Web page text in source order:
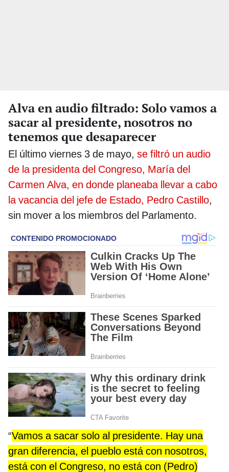
Alva en audio filtrado: Solo vamos a
sacar al presidente, nosotros no
tenemos que desaparecer
El último viernes 3 de mayo, se filtró un audio
de la presidenta del Congreso, María del
Carmen Alva, en donde planeaba llevar a cabo
la vacancia del jefe de Estado, Pedro Castillo,
sin mover a los miembros del Parlamento.
“Vamos a sacar solo al presidente. Hay una
gran diferencia, el pueblo está con nosotros,
está con el Congreso, no está con (Pedro)